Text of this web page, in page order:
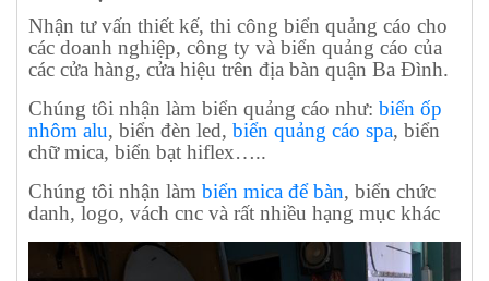
Nhận tư vấn thiết kế, thi công biển quảng cáo cho
các doanh nghiệp, công ty và biển quảng cáo của
các cửa hàng, cửa hiệu trên địa bàn quận Ba Đình.
Chúng tôi nhận làm biển quảng cáo như: biển ốp
nhôm alu, biển đèn led, biển quảng cáo spa, biển
chữ mica, biển bạt hiflex…..
Chúng tôi nhận làm biển mica để bàn, biển chức
danh, logo, vách cnc và rất nhiều hạng mục khác